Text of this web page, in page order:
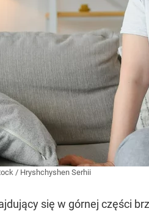
/ Hryshchyshen Serhii
się w górnej części